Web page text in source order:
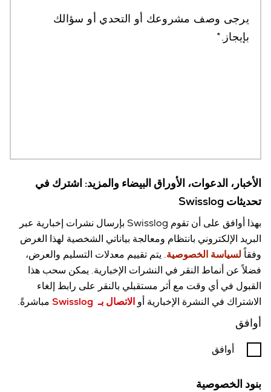
يرجى وصف مشروعك أو التحدي أو سؤالك
بإيجاز.
الأخبار، الدعوات، الأوراق البيضاء والمزيد: اشترك في
تحديثات Swisslog
بهذا أوافق على أن تقوم
Swisslog بإرسال نشرات إخبارية عبر
البريد الإلكتروني بانتظام ومعالجة بياناتي الشخصية لهذا الغرض
وفقاً لسياسة الخصوصية. يتم تقييم معدلات التسليم والعرض،
فضلاً عن أنماط النقر في النشرات الإخبارية. يمكن سحب هذا
القبول في أي وقت مع أثر مستقبلي بالنقر على رابط إلغاء
الاشتراك في النشرة الإخبارية أو الاتصال بـ Swisslog مباشرةً.
أوافق
أوافق
بنود الخصوصية